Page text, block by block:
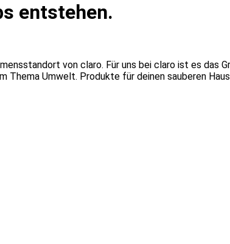
entstehen.
von claro. Für uns bei claro ist es
Thema Umwelt. Produkte für deinen sauberen